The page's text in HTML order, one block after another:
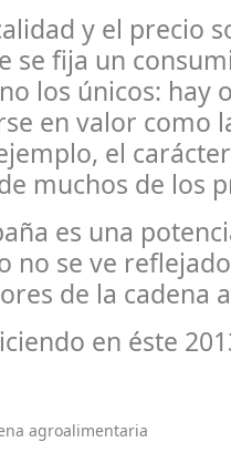
y el precio
se fija un
los únicos: hay
en valor como
el
muchos de los
es una
no se ve
de la cadena
en éste
agroalimentaria